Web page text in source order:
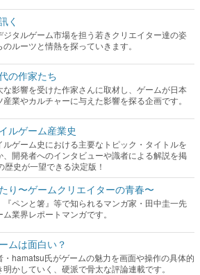
く
ジタルゲーム市場を担う若きクリエイター達の姿
ルーツと情熱を探っていきます。
の作家たち
な影響を受けた作家さんに取材し、ゲームが日本
業やカルチャーに与えた影響を探る企画です。
ルゲーム産業史
ルゲーム史における主要なトピック・タイトルを
、開発者へのインタビューや識者による解説を掲
歴史が一望できる決定版！
り〜ゲームクリエイターの青春〜
『ペンと箸』等で知られるマンガ家・田中圭一先
業界レポートマンガです。
ムは面白い？
・hamatsu氏がゲームの魅力を画面や操作の具体的
かしていく、硬派で骨太な評論連載です。